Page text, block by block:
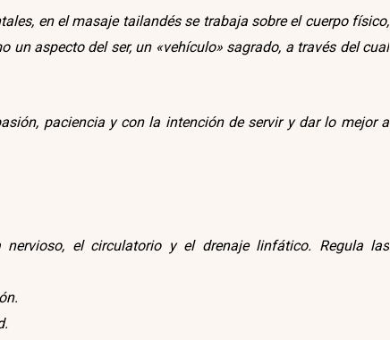
en el masaje tailandés se trabaja sobre el cuerpo físico,
aspecto del ser, un «vehículo» sagrado, a través del cual
paciencia y con la intención de servir y dar lo mejor a
el circulatorio y el drenaje linfático. Regula las